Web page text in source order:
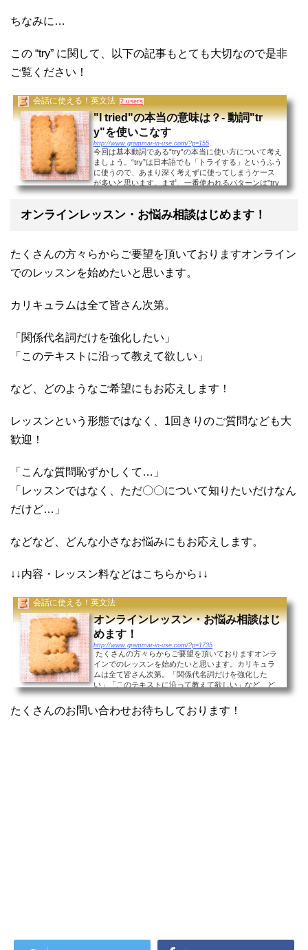
ちなみに…
この “try” に関して、以下の記事もとても大切なので是非
ご覧ください！
会話に使える！英文法 2 users
"I tried"の本当の意味は？- 動詞"tr
y"を使いこなす
http://www.grammar-in-use.com/?p=155
今回は基本動詞である”try”の本当に使い方について考え
ましょう。“try”は日本語でも「トライする」というふう
に使うので、あまり深く考えずに使ってしまうケース
が多いと思います。まず、一番使われるパターンは”try
to do”の形で、「doするように努める」といった感...
オンラインレッスン・お悩み相談はじめます！
たくさんの方々らからご要望を頂いておりますオンライン
でのレッスンを始めたいと思います。
カリキュラムは全て皆さん次第。
「関係代名詞だけを強化したい」
「このテキストに沿って教えて欲しい」
など、どのようなご希望にもお応えします！
レッスンという形態ではなく、1回きりのご質問なども大
歓迎！
「こんな質問恥ずかしくて…」
「レッスンではなく、ただ〇〇について知りたいだけなん
だけど…」
などなど、どんな小さなお悩みにもお応えします。
↓↓内容・レッスン料などはこちらから↓↓
会話に使える！英文法
オンラインレッスン・お悩み相談はじ
めます！
http://www.grammar-in-use.com/?p=1735
たくさんの方々らからご要望を頂いておりますオンラ
インでのレッスンを始めたいと思います。カリキュラ
ムは全て皆さん次第。「関係代名詞だけを強化した
い」「このテキストに沿って教えて欲しい」など、ど
のようなご希望にもお応えします！レッスンという形
態ではな...
たくさんのお問い合わせお待ちしております！